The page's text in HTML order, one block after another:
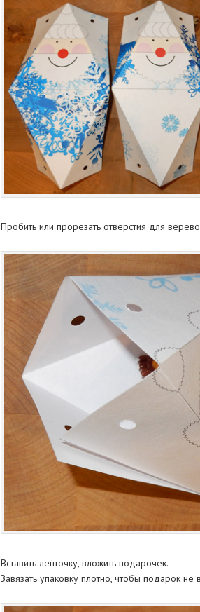
Пробить или прорезать отверстия для
Вставить ленточку, вложить подарочек.
Завязать упаковку плотно, чтобы подарок не